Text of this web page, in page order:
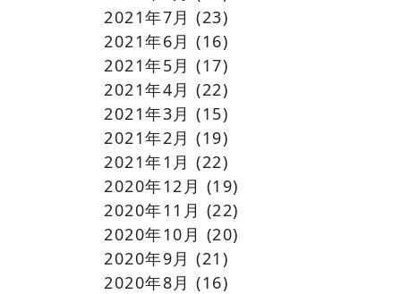
2021年7月 (23)
2021年6月 (16)
2021年5月 (17)
2021年4月 (22)
2021年3月 (15)
2021年2月 (19)
2021年1月 (22)
2020年12月 (19)
2020年11月 (22)
2020年10月 (20)
2020年9月 (21)
2020年8月 (16)